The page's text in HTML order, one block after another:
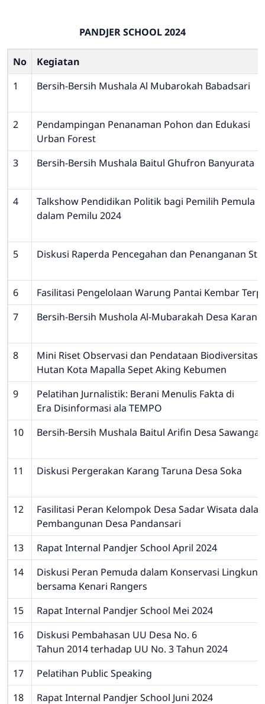
PANDJER SCHOOL 2024
No
Kegiatan
1
Bersih-Bersih Mushala Al Mubarokah Babadsari
2
Pendampingan Penanaman Pohon dan Edukasi
Urban Forest
3
Bersih-Bersih Mushala Baitul Ghufron Banyurata
4
Talkshow Pendidikan Politik bagi Pemilih Pemula
dalam Pemilu 2024
5 Diskusi Raperda Pencegahan dan Penanganan
6
Fasilitasi Pengelolaan Warung Pantai Kembar
7
Bersih-Bersih Mushola Al-Mubarakah Desa
8
Mini Riset Observasi dan Pendataan Biodiversitas
Hutan Kota Mapalla Sepet Aking Kebumen
9
Pelatihan Jurnalistik: Berani Menulis Fakta di
Era Disinformasi ala TEMPO
10
Bersih-Bersih Mushala Baitul Arifin Desa Sawangan
11 Diskusi Pergerakan Karang Taruna Desa Soka
12
Fasilitasi Peran Kelompok Desa Sadar Wisata
Pembangunan Desa Pandansari
13
Rapat Internal Pandjer School April 2024
14
Diskusi Peran Pemuda dalam Konservasi
bersama Kenari Rangers
15
Rapat Internal Pandjer School Mei 2024
16
Diskusi Pembahasan UU Desa No. 6
Tahun 2014 terhadap UU No. 3 Tahun 2024
17
Pelatihan Public Speaking
18
Rapat Internal Pandjer School Juni 2024